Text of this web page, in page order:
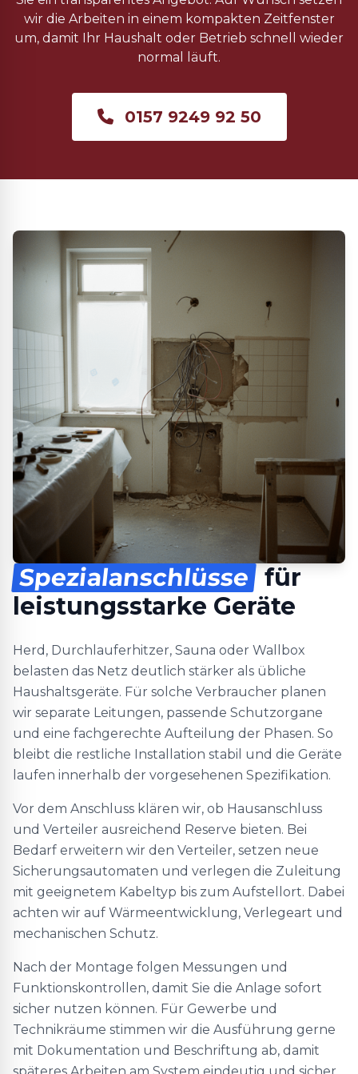
wir die Arbeiten in einem kompakten Zeitfenster
um, damit Ihr Haushalt oder Betrieb schnell wieder
normal läuft.
0157 9249 92 50
Spezialanschlüsse für
leistungsstarke Geräte
Herd, Durchlauferhitzer, Sauna oder Wallbox
belasten das Netz deutlich stärker als übliche
Haushaltsgeräte. Für solche Verbraucher planen
wir separate Leitungen, passende Schutzorgane
und eine fachgerechte Aufteilung der Phasen. So
bleibt die restliche Installation stabil und die Geräte
laufen innerhalb der vorgesehenen Spezifikation.
Vor dem Anschluss klären wir, ob Hausanschluss
und Verteiler ausreichend Reserve bieten. Bei
Bedarf erweitern wir den Verteiler, setzen neue
Sicherungsautomaten und verlegen die Zuleitung
mit geeignetem Kabeltyp bis zum Aufstellort. Dabei
achten wir auf Wärmeentwicklung, Verlegeart und
mechanischen Schutz.
Nach der Montage folgen Messungen und
Funktionskontrollen, damit Sie die Anlage sofort
sicher nutzen können. Für Gewerbe und
Technikräume stimmen wir die Ausführung gerne
mit Dokumentation und Beschriftung ab, damit